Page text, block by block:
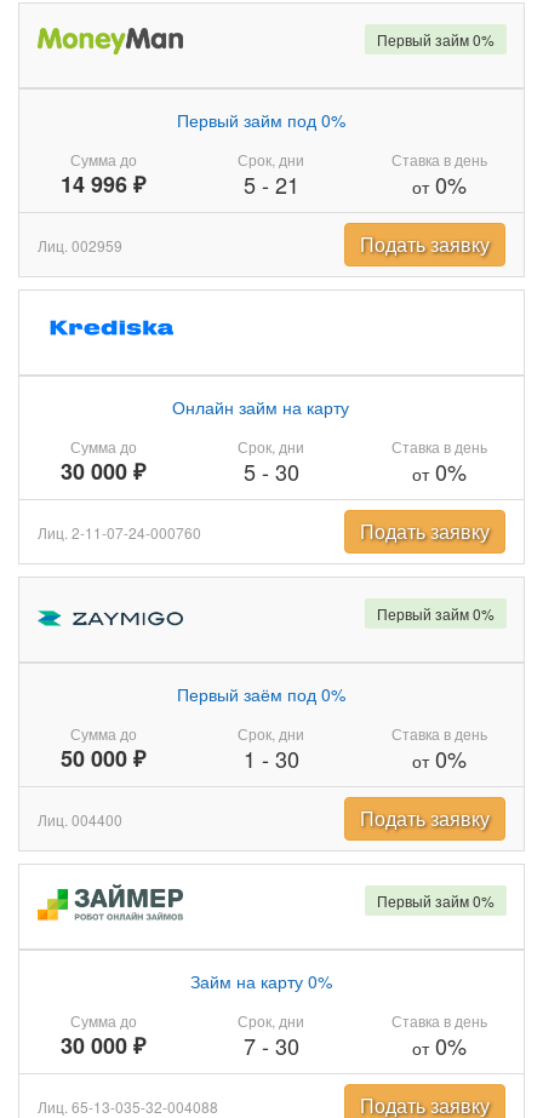
Сумма до
14 996 ₽
Первый займ под 0%
Срок, дни
5- 21
Ставка в день
от0%
Первый займ 0%
Лиц. 002959 Подать заявку
Сумма до
30 000 ₽
Онлайн займ на карту
Срок, дни
5- 30
Ставка в день
от0%
Лиц. 2-11-07-24-000760 Подать заявку
Сумма до
50 000 ₽
Первый заём под 0%
Срок, дни
1 - 30
Ставка в день
от0%
Первый займ 0%
Лиц. 004400 Подать заявку
Сумма до
30 000 ₽
Займ на карту 0%
Срок, дни
7- 30
Ставка в день
от0%
Первый займ 0%
Лиц. 65-13-035-32-004088 Подать заявку